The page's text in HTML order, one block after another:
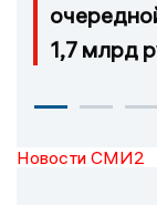
1,7 млрд
Новости СМИ2